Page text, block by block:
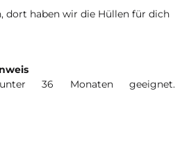
dort haben wir die Hüllen für dich
36 Monaten geeignet.